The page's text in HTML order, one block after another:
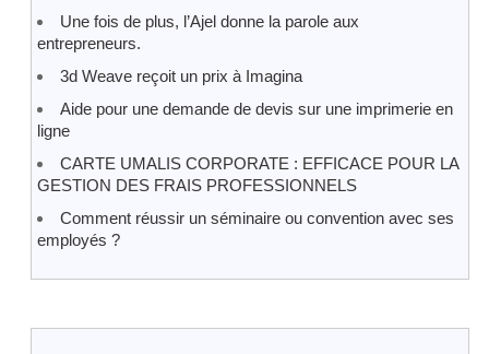
Une fois de plus, l’Ajel donne la parole aux
entrepreneurs.
3d Weave reçoit un prix à Imagina
Aide pour une demande de devis sur une imprimerie en
ligne
CARTE UMALIS CORPORATE : EFFICACE POUR LA
GESTION DES FRAIS PROFESSIONNELS
Comment réussir un séminaire ou convention avec ses
employés ?